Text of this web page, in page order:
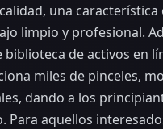
una característica
limpio y profesional.
biblioteca de activos en
miles de pinceles,
dando a los
Para aquellos